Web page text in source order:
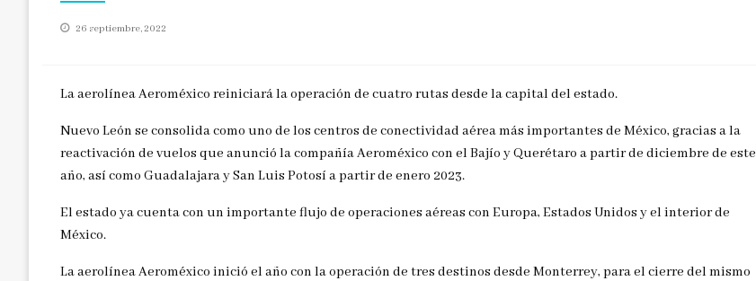
Publicado
26 septiembre, 2022
La aerolínea Aeroméxico reiniciará la operación de cuatro rutas desde la capital del estado.
Nuevo León se consolida como uno de los centros de conectividad aérea más importantes de México, gracias a la
reactivación de vuelos que anunció la compañía Aeroméxico con el Bajío y Querétaro a partir de diciembre de este
año, así como Guadalajara y San Luis Potosí a partir de enero 2023.
El estado ya cuenta con un importante flujo de operaciones aéreas con Europa, Estados Unidos y el interior de
México.
La aerolínea Aeroméxico inició el año con la operación de tres destinos desde Monterrey, para el cierre del mismo